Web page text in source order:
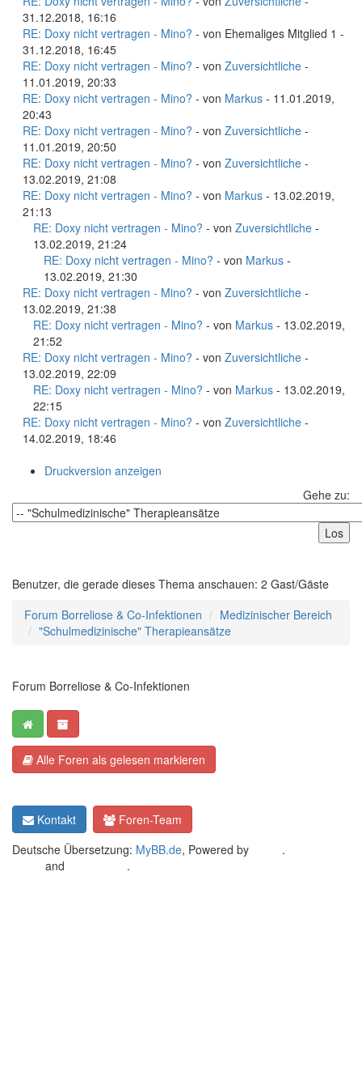
31.12.2018, 16:16
RE: Doxy nicht vertragen - Mino? - von Ehemaliges Mitglied 1 -
31.12.2018, 16:45
RE: Doxy nicht vertragen - Mino? - von Zuversichtliche -
11.01.2019, 20:33
RE: Doxy nicht vertragen - Mino? - von Markus - 11.01.2019,
20:43
RE: Doxy nicht vertragen - Mino? - von Zuversichtliche -
11.01.2019, 20:50
RE: Doxy nicht vertragen - Mino? - von Zuversichtliche -
13.02.2019, 21:08
RE: Doxy nicht vertragen - Mino? - von Markus - 13.02.2019,
21:13
RE: Doxy nicht vertragen - Mino? - von Zuversichtliche -
13.02.2019, 21:24
RE: Doxy nicht vertragen - Mino? - von Markus -
13.02.2019, 21:30
RE: Doxy nicht vertragen - Mino? - von Zuversichtliche -
13.02.2019, 21:38
RE: Doxy nicht vertragen - Mino? - von Markus - 13.02.2019,
21:52
RE: Doxy nicht vertragen - Mino? - von Zuversichtliche -
13.02.2019, 22:09
RE: Doxy nicht vertragen - Mino? - von Markus - 13.02.2019,
22:15
RE: Doxy nicht vertragen - Mino? - von Zuversichtliche -
14.02.2019, 18:46
Druckversion anzeigen
Gehe zu:
Benutzer, die gerade dieses Thema anschauen: 2 Gast/Gäste
Forum Borreliose & Co-Infektionen
Medizinischer Bereich
"Schulmedizinische" Therapieansätze
Forum Borreliose & Co-Infektionen
Alle Foren als gelesen markieren
Kontakt
Foren-Team
Deutsche Übersetzung: MyBB.de, Powered by .
and .